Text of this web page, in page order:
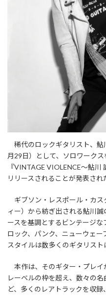
稀代のロックギタリスト、鮎
月29日）として、ソロワーク
『VINTAGE VIOLENCE～鮎
リリースされることが発表され
ギブソン・レスポール・カス
ィー）から紡ぎ出される鮎川
ースを基調とするビンテージな
ロック、パンク、ニューウェ
スタイルは数多くのギタリスト
本作は、そのギター・プレイ
レーベルの枠を超え、数々の
ど、多くのレアトラックを収録